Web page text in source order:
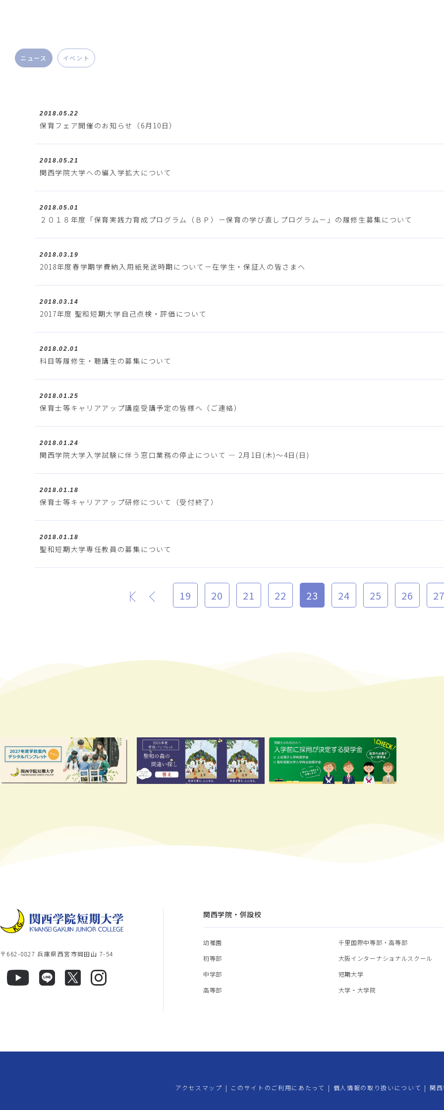
ニュース イベント
2018.05.22
保育フェア開催のお知らせ（6月10日）
2018.05.21
関西学院大学への編入学拡大について
2018.05.01
２０１８年度「保育実践力育成プログラム（ＢＰ）－保育の学び直しプログラム－」の履修生募集について
2018.03.19
2018年度春学期学費納入用紙発送時期について－在学生・保証人の皆さまへ
2018.03.14
2017年度 聖和短期大学自己点検・評価について
2018.02.01
科目等履修生・聴講生の募集について
2018.01.25
保育士等キャリアアップ講座受講予定の皆様へ（ご連絡）
2018.01.24
関西学院大学入学試験に伴う窓口業務の停止について ― 2月1日(木)～4日(日)
2018.01.18
保育士等キャリアアップ研修について（受付終了）
2018.01.18
聖和短期大学専任教員の募集について
最初 19 20 21 22 23 24 25 26 27
〒662-0827 兵庫県西宮市岡田山 7-54
関西学院・併設校
幼稚園
初等部
中学部
高等部
千里国際中等部・高等部
大阪インターナショナルスクール
短期大学
大学・大学院
アクセスマップ | このサイトのご利用にあたって | 個人情報の取り扱いについて | 関